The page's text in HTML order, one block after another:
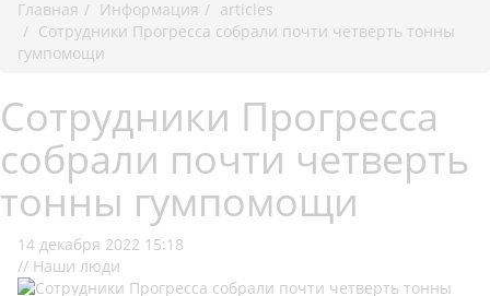
Главная
Информация
articles
Сотрудники Прогресса собрали почти четверть тонны
гумпомощи
Сотрудники Прогресса
собрали почти четверть
тонны гумпомощи
14 декабря 2022 15:18
// Наши люди